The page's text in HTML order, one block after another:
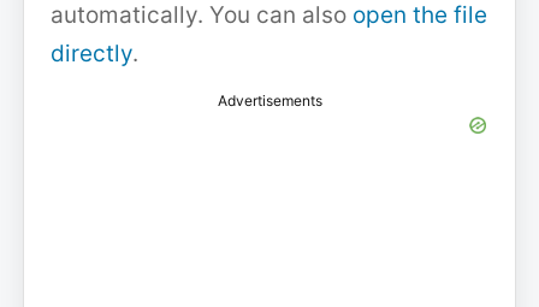
automatically. You can also open the file
directly.
Advertisements